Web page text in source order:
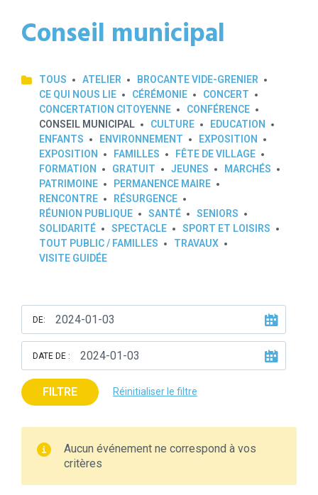
Conseil municipal
TOUS ATELIER
BROCANTE VIDE-GRENIER
CE QUI NOUS LIE
CÉRÉMONIE
CONCERT
CONCERTATION CITOYENNE
CONFÉRENCE
CONSEIL MUNICIPAL
CULTURE
EDUCATION
ENFANTS
ENVIRONNEMENT
EXPOSITION
EXPOSITION
FAMILLES
FÊTE DE VILLAGE
FORMATION
GRATUIT JEUNES
MARCHÉS
PATRIMOINE
PERMANENCE MAIRE
RENCONTRE
RÉSURGENCE
RÉUNION PUBLIQUE
SANTÉ
SENIORS
SOLIDARITÉ
SPECTACLE
SPORT ET LOISIRS
TOUT PUBLIC / FAMILLES
TRAVAUX
VISITE GUIDÉE
DE:
DATE DE :
FILTRE Réinitialiser le filtre
Aucun événement ne correspond à vos
critères